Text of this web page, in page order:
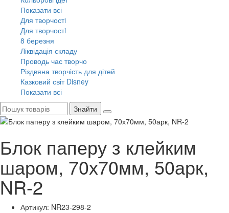
Показати всі
Для творчостi
Для творчостi
8 березня
Ліквідація складу
Проводь час творчо
Різдвяна творчість для дітей
Казковий світ Disney
Показати всі
Знайти
Блок паперу з клейким
шаром, 70х70мм, 50арк,
NR-2
Артикул: NR23-298-2